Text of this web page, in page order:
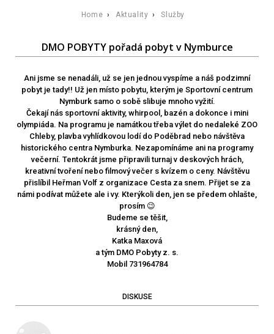
Home › Aktuality ›Služby
DMO POBYTY pořadá pobyt v Nymburce
Ani jsme se nenadáli, už se jen jednou vyspíme a náš podzimní
pobyt je tady!! Už jen místo pobytu, kterým je Sportovní centrum
Nymburk samo o sobě slibuje mnoho vyžití.
Čekají nás sportovní aktivity, whirpool, bazén a dokonce i mini
olympiáda. Na programu je namátkou třeba výlet do nedaleké ZOO
Chleby, plavba vyhlídkovou lodí do Poděbrad nebo návštěva
historického centra Nymburka. Nezapomínáme ani na programy
večerní. Tentokrát jsme připravili turnaj v deskových hrách,
kreativní tvoření nebo filmový večer s kvízem o ceny. Návštěvu
přislíbil Heřman Volf z organizace Cesta za snem. Přijet se za
námi podívat můžete ale i vy. Kterýkoli den, jen se předem ohlašte,
prosím 😉
Budeme se těšit,
krásný den,
Katka Maxová
a tým DMO Pobyty z. s.
Mobil 731964784
DISKUSE